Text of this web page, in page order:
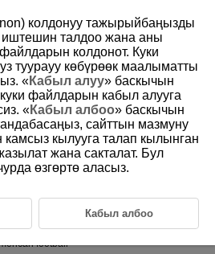
Football
Action priority
football
колдонуу тажырыйбаңызды
талдоо жана аны
колдонот. Куки
туурауу көбүрөөк маалыматты
«Кабыл алуу» баскычын
файлдарын кабыл алууга
«Кабыл албоо» баскычын
сайттын мазмуну
кылууга талап кылынган
жана сакталат. Бул
өзгөртө аласыз.
Кабыл албоо